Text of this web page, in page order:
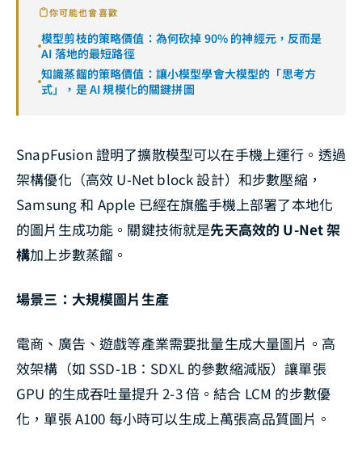
你可能也會喜歡
模型剪枝的策略價值：為何砍掉 90% 的神經元，反而是
AI 落地的最短路徑
知識蒸餾的策略價值：讓小模型學會大模型的「思考方
式」，是 AI 規模化的關鍵拼圖
SnapFusion 證明了擴散模型可以在手機上運行。透過
架構優化（高效 U-Net block 設計）和步數壓縮，
Samsung 和 Apple 已經在旗艦手機上部署了本地化
的圖片生成功能。關鍵技術就是先天高效的 U-Net 架
構加上步數蒸餾。
場景三：大規模圖片生產
電商、廣告、遊戲等產業需要批量生成大量圖片。高
效架構（如 SSD-1B：SDXL 的參數縮減版）讓單張
GPU 的生成吞吐量提升 2-3 倍。結合 LCM 的步數優
化，單張 A100 每小時可以生成上萬張高品質圖片。